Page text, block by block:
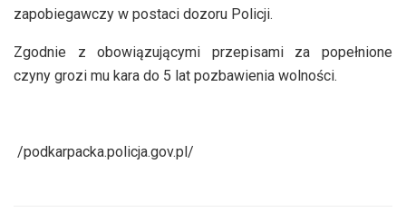
zapobiegawczy w postaci dozoru Policji.
Zgodnie z obowiązującymi przepisami za popełnione
czyny grozi mu kara do 5 lat pozbawienia wolności.
/podkarpacka.policja.gov.pl/